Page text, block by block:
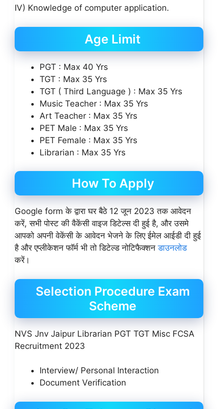
IV) Knowledge of computer application.
Age Limit
PGT : Max 40 Yrs
TGT : Max 35 Yrs
TGT ( Third Language ) : Max 35 Yrs
Music Teacher : Max 35 Yrs
Art Teacher : Max 35 Yrs
PET Male : Max 35 Yrs
PET Female : Max 35 Yrs
Librarian : Max 35 Yrs
How To Apply
Google form के द्वारा घर बैठे 12 जून 2023 तक आवेदन
करें, सभी पोस्ट की वैकेंसी वाइज डिटेल्स दी हुई है, और उसमे
आपको अपनी वेकेंसी के आवेदन भेजने के लिए ईमेल आईडी दी हुई
है और एप्लीकेशन फॉर्म भी तो डिटेल्ड नोटिफैक्शनडाउनलोड
करें।
Selection Procedure Exam
Scheme
NVS Jnv Jaipur Librarian PGT TGT Misc FCSA
Recruitment 2023
Interview/ Personal Interaction
Document Verification